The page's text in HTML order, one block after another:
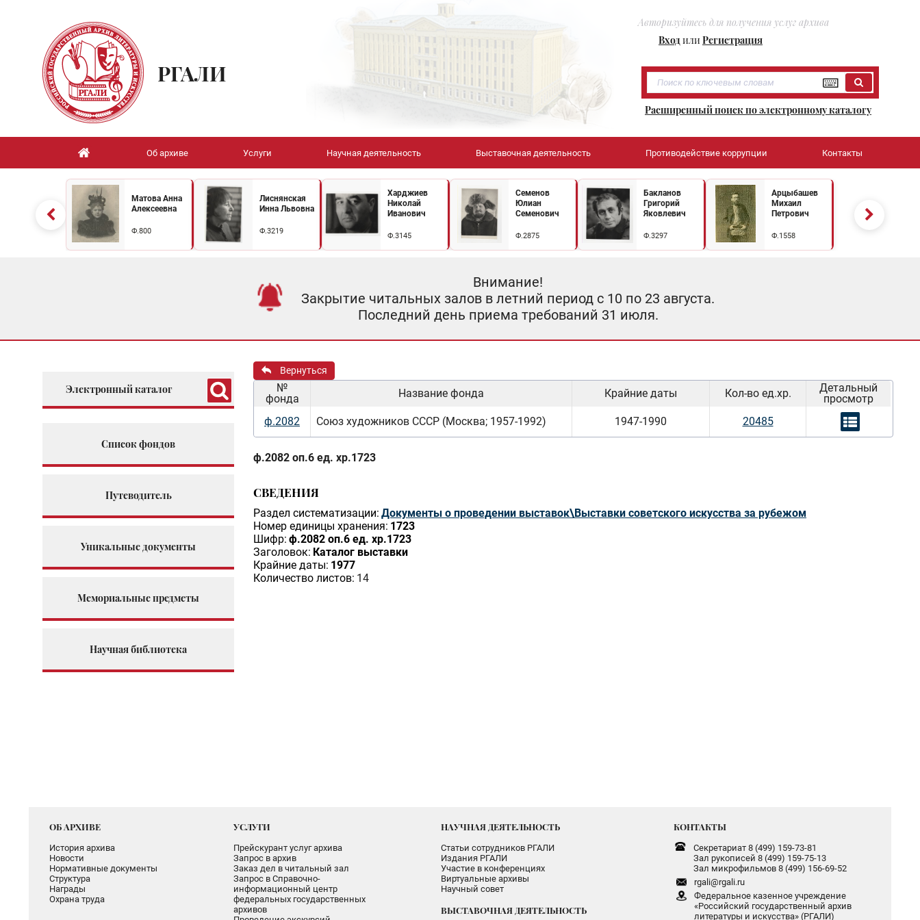
Авторизуйтесь для получения услуг архива
ВходилиРегистрация
РГАЛИ
Расширенный поиск по электронному каталогу
Об архиве Услуги Научная деятельность Выставочная деятельность Противодействие коррупции Контакты
Матова Анна
Алексеевна
Ф.800
Лиснянская
Инна Львовна
Ф.3219
Харджиев
Николай
Иванович
Ф.3145
Семенов
Юлиан
Семенович
Ф.2875
Бакланов
Григорий
Яковлевич
Ф.3297
Арцыбашев
Михаил
Петрович
Ф.1558
Внимание!
Закрытие читальных залов в летний период с 10 по 23 августа.
Последний день приема требований 31 июля.
Электронный каталог
Список фондов
Путеводитель
Уникальные документы
Мемориальные предметы
Научная библиотека
Вернуться
№
фонда
Название фонда Крайние даты Кол-во ед.хр.
Детальный
просмотр
ф.2082
Союз художников СССР (Москва; 1957-1992) 1947-1990 20485
ф.2082 оп.6 ед. хр.1723
СВЕДЕНИЯ
Раздел систематизации: Документы о проведении выставок\Выставки советского искусства за рубежом
Номер единицы хранения: 1723
Шифр: ф.2082 оп.6 ед. хр.1723
Заголовок: Каталог выставки
Крайние даты: 1977
Количество листов: 14
ОБ АРХИВЕ
История архива
Новости
Нормативные документы
Структура
Награды
Охрана труда
УСЛУГИ
Прейскурант услуг архива
Запрос в архив
Заказ дел в читальный зал
Запрос в Справочно-
информационный центр
федеральных государственных
архивов
НАУЧНАЯ ДЕЯТЕЛЬНОСТЬ
Статьи сотрудников РГАЛИ
Издания РГАЛИ
Участие в конференциях
Виртуальные архивы
Научный совет
ВЫСТАВОЧНАЯ ДЕЯТЕЛЬНОСТЬ
КОНТАКТЫ
Секретариат 8 (499) 159-73-81
Зал рукописей 8 (499) 159-75-13
Зал микрофильмов 8 (499) 156-69-52
rgali@rgali.ru
Федеральное казенное учреждение
«Российский государственный архив
литературы и искусства» (РГАЛИ)